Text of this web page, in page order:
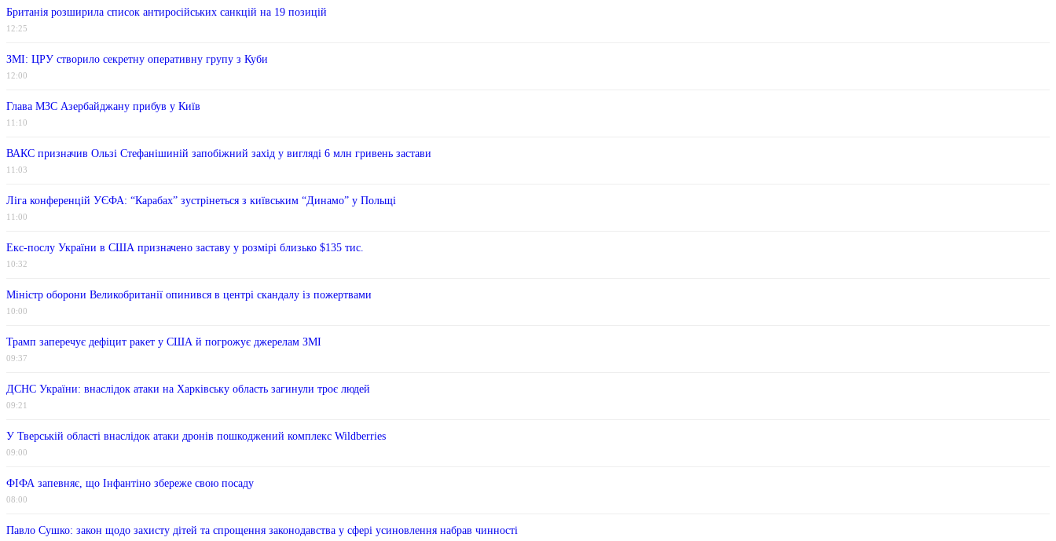
Британія розширила список антиросійських санкцій на 19 позицій
12:25
ЗМІ: ЦРУ створило секретну оперативну групу з Куби
12:00
Глава МЗС Азербайджану прибув у Київ
11:10
ВАКС призначив Ользі Стефанішиній запобіжний захід у вигляді 6 млн гривень застави
11:03
Ліга конференцій УЄФА: “Карабах” зустрінеться з київським “Динамо” у Польщі
11:00
Екс-послу України в США призначено заставу у розмірі близько $135 тис.
10:32
Міністр оборони Великобританії опинився в центрі скандалу із пожертвами
10:00
Трамп заперечує дефіцит ракет у США й погрожує джерелам ЗМІ
09:37
ДСНС України: внаслідок атаки на Харківську область загинули троє людей
09:21
У Тверській області внаслідок атаки дронів пошкоджений комплекс Wildberries
09:00
ФІФА запевняє, що Інфантіно збереже свою посаду
08:00
Павло Сушко: закон щодо захисту дітей та спрощення законодавства у сфері усиновлення набрав чинності